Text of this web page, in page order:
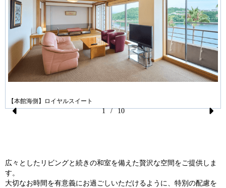
us
【本館海側】ロイヤルスイート
1 / 10
広々としたリビングと続きの和室を備えた贅沢な空間をご提供しま
す。
大切なお時間を有意義にお過ごしいただけるように、特別の配慮を